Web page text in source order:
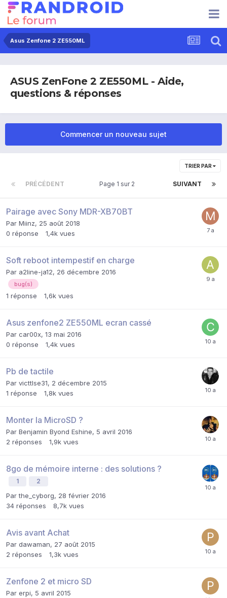
Asus Zenfone 2 ZE550ML
ASUS ZenFone 2 ZE550ML - Aide,
questions & réponses
Commencer un nouveau sujet
TRIER PAR
PRÉCÉDENT SUIVANT
Page 1 sur 2
Pairage avec Sony MDR-XB70BT
Par Miinz, 25 août 2018
0 réponse 1,4k vues
Soft reboot intempestif en charge
Par a2line-ja12, 26 décembre 2016
bug(s)
1 réponse 1,6k vues
Asus zenfone2 ZE550ML ecran cassé
Par car00x, 13 mai 2016
0 réponse 1,4k vues
Pb de tactile
Par victtlse31, 2 décembre 2015
1 réponse 1,8k vues
Monter la MicroSD ?
Par Benjamin Byond Eshine, 5 avril 2016
2 réponses 1,9k vues
8go de mémoire interne : des solutions ?
1 2
Parthe_cyborg, 28 février 2016
34 réponses 8,7k vues
Avis avant Achat
Par dawaman, 27 août 2015
2 réponses 1,3k vues
Zenfone 2 et micro SD
Par erpi, 5 avril 2015